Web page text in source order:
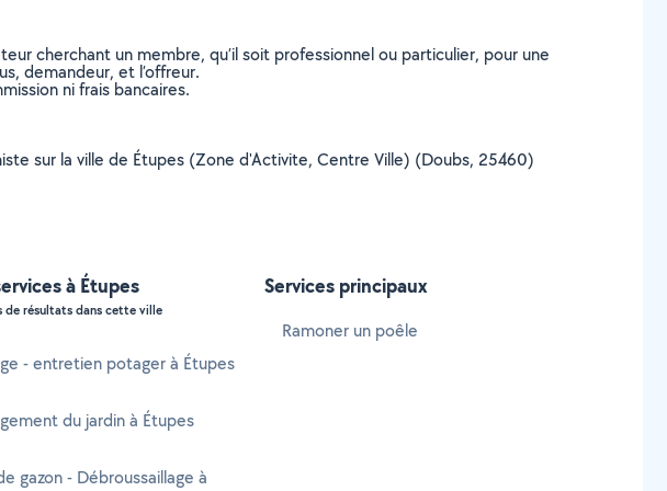
cherchant un membre, qu’il soit professionnel ou particulier, pour une
demandeur, et l’offreur.
ni frais bancaires.
sur la ville de Étupes (Zone d'Activite, Centre Ville) (Doubs, 25460)
à Étupes
de résultats dans cette ville
- entretien potager à Étupes
du jardin à Étupes
gazon - Débroussaillage à
Services principaux
Ramoner un poêle